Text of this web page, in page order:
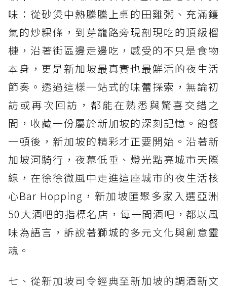
味：從砂煲中熱騰騰上桌的田雞粥、充滿鑊
氣的炒粿條，到芽籠路旁現剖現吃的頂級榴
槤，沿著街區邊走邊吃，感受的不只是食物
本身，更是新加坡最真實也最鮮活的夜生活
節奏。透過這樣一站式的味蕾探索，無論初
訪或再次回訪，都能在熟悉與驚喜交錯之
間，收藏一份屬於新加坡的深刻記憶。飽餐
一頓後，新加坡的精彩才正要開始。沿著新
加坡河騎行，夜幕低垂、燈光點亮城市天際
線，在徐徐微風中走進這座城市的夜生活核
心Bar Hopping，新加坡匯聚多家入選亞洲
50大酒吧的指標名店，每一間酒吧，都以風
味為語言，訴說著獅城的多元文化與創意靈
魂。
七、從新加坡司令經典至新加坡的調酒新文